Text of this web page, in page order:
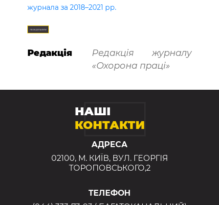
журнала за 2018–2021 рр.
ПЕРЕДПЛАТИТИ
Редакція
Редакція журналу
«Охорона праці»
НАШІ
КОНТАКТИ
АДРЕСА
02100, М. КИЇВ, ВУЛ. ГЕОРГІЯ
ТОРОПОВСЬКОГО,2
ТЕЛЕФОН